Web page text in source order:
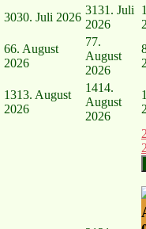
3030. Juli 2026
3131. Juli
2026
1
66. August
2026
77.
August
2026
1313. August
2026
1414.
August
2026